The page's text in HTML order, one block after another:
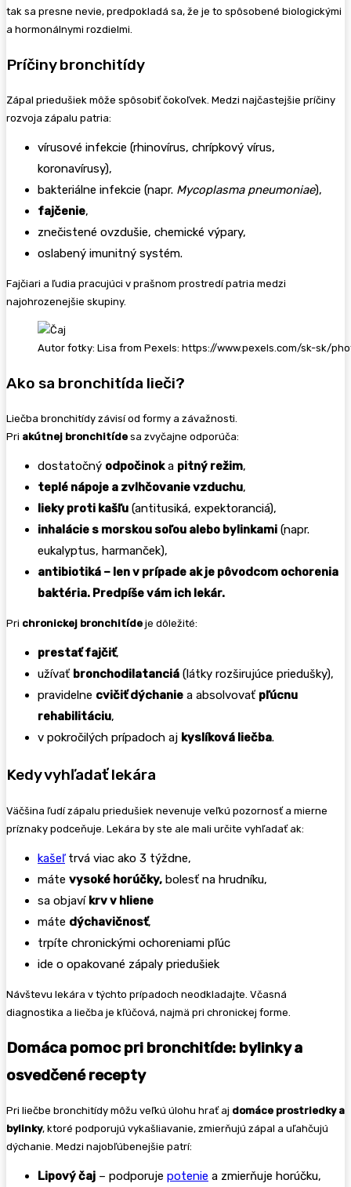
tak sa presne nevie, predpokladá sa, že je to spôsobené biologickými
a hormonálnymi rozdielmi.
Príčiny bronchitídy
Zápal priedušiek môže spôsobiť čokoľvek. Medzi najčastejšie príčiny
rozvoja zápalu patria:
vírusové infekcie (rhinovírus, chrípkový vírus,
koronavírusy),
bakteriálne infekcie (napr. Mycoplasma pneumoniae),
fajčenie,
znečistené ovzdušie, chemické výpary,
oslabený imunitný systém.
Fajčiari a ľudia pracujúci v prašnom prostredí patria medzi
najohrozenejšie skupiny.
Autor fotky: Lisa from Pexels: https://www.pexels.com/sk-sk/
Ako sa bronchitída lieči?
Liečba bronchitídy závisí od formy a závažnosti.
Pri akútnej bronchitíde sa zvyčajne odporúča:
dostatočný odpočinoka pitný režim,
teplé nápoje a zvlhčovanie vzduchu,
lieky proti kašľu (antitusiká, expektoranciá),
inhalácie s morskou soľou alebo bylinkami (napr.
eukalyptus, harmanček),
antibiotiká – len v prípade ak je pôvodcom ochorenia
baktéria. Predpíše vám ich lekár.
Pri chronickej bronchitíde je dôležité:
prestať fajčiť,
užívať bronchodilatanciá (látky rozširujúce priedušky),
pravidelne cvičiť dýchanie a absolvovať pľúcnu
rehabilitáciu,
v pokročilých prípadoch aj kyslíková liečba.
Kedy vyhľadať lekára
Väčšina ľudí zápalu priedušiek nevenuje veľkú pozornosť a mierne
príznaky podceňuje. Lekára by ste ale mali určite vyhľadať ak:
kašeľtrvá viac ako 3 týždne,
máte vysoké horúčky, bolesť na hrudníku,
sa objaví krv v hliene
máte dýchavičnosť,
trpíte chronickými ochoreniami pľúc
ide o opakované zápaly priedušiek
Návštevu lekára v týchto prípadoch neodkladajte. Včasná
diagnostika a liečba je kľúčová, najmä pri chronickej forme.
Domáca pomoc pri bronchitíde: bylinky a
osvedčené recepty
Pri liečbe bronchitídy môžu veľkú úlohu hrať aj domáce prostriedky a
bylinky, ktoré podporujú vykašliavanie, zmierňujú zápal a uľahčujú
dýchanie. Medzi najobľúbenejšie patrí:
Lipový čaj – podporuje potenie a zmierňuje horúčku,